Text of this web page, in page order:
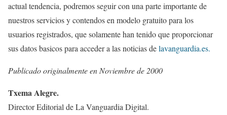
actual tendencia, podremos seguir con una parte importante de
nuestros servicios y contendos en modelo gratuito para los
usuarios registrados, que solamente han tenido que proporcionar
sus datos basicos para acceder a las noticias delavanguardia.es.
Publicado originalmente en Noviembre de 2000
Txema Alegre.
Director Editorial de La Vanguardia Digital.